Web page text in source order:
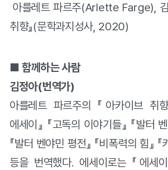
아를레트 파르주(Arlette Farge), 김
취향』(문학과지성사, 2020)
■ 함께하는 사람
김정아(번역가)
아를레트 파르주의 『아카이브 취
에세이』 『고독의 이야기들』 『발터
『발터 벤야민 평전』 『비폭력의 힘』
등을 번역했다. 에세이로는 『에세